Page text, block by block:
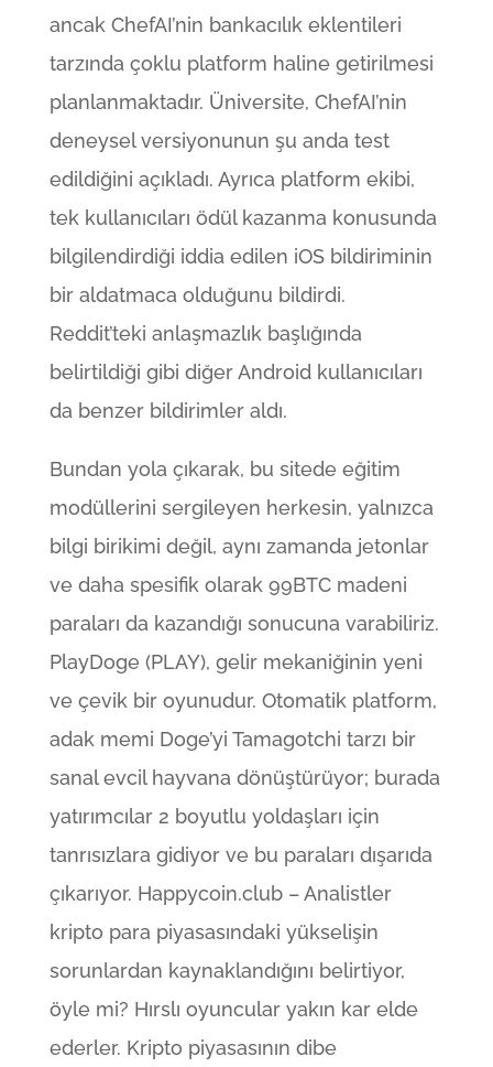
ancak ChefAI’nin bankacılık eklentileri
tarzında çoklu platform haline getirilmesi
planlanmaktadır. Üniversite, ChefAI’nin
deneysel versiyonunun şu anda test
edildiğini açıkladı. Ayrıca platform ekibi,
tek kullanıcıları ödül kazanma konusunda
bilgilendirdiği iddia edilen iOS bildiriminin
bir aldatmaca olduğunu bildirdi.
Reddit’teki anlaşmazlık başlığında
belirtildiği gibi diğer Android kullanıcıları
da benzer bildirimler aldı.
Bundan yola çıkarak, bu sitede eğitim
modüllerini sergileyen herkesin, yalnızca
bilgi birikimi değil, aynı zamanda jetonlar
ve daha spesifik olarak 99BTC madeni
paraları da kazandığı sonucuna varabiliriz.
PlayDoge (PLAY), gelir mekaniğinin yeni
ve çevik bir oyunudur. Otomatik platform,
adak memi Doge’yi Tamagotchi tarzı bir
sanal evcil hayvana dönüştürüyor; burada
yatırımcılar 2 boyutlu yoldaşları için
tanrısızlara gidiyor ve bu paraları dışarıda
çıkarıyor. Happycoin.club – Analistler
kripto para piyasasındaki yükselişin
sorunlardan kaynaklandığını belirtiyor,
öyle mi? Hırslı oyuncular yakın kar elde
ederler. Kripto piyasasının dibe